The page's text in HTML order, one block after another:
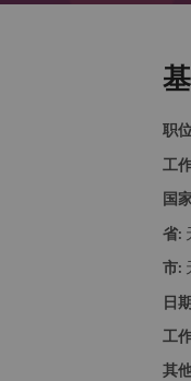
职
工
国
省:
市:
日
工
其